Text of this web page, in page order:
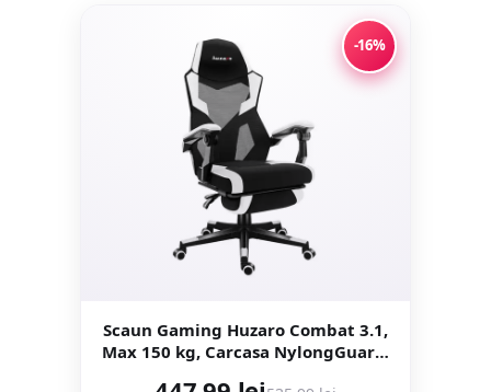
-16%
Scaun Gaming Huzaro Combat 3.1,
Max 150 kg, Carcasa NylongGuard,